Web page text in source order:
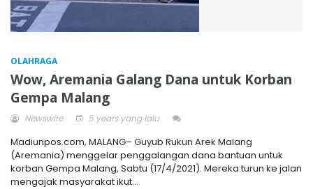
OLAHRAGA
Wow, Aremania Galang Dana untuk Korban
Gempa Malang
Newswire 5 years yang lalu
Madiunpos.com, MALANG– Guyub Rukun Arek Malang
(Aremania) menggelar penggalangan dana bantuan untuk
korban Gempa Malang, Sabtu (17/4/2021). Mereka turun ke jalan
mengajak masyarakat ikut...